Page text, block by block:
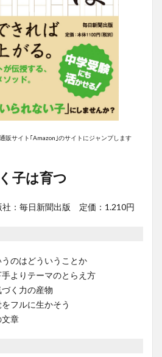
販サイト｢Amazon｣のサイトにジャンプします
子は育つ
：毎日新聞出版 定価：1.210円
のはどういうことか
よりテーマのとらえ方
く力の産物
フルに生かそう
章